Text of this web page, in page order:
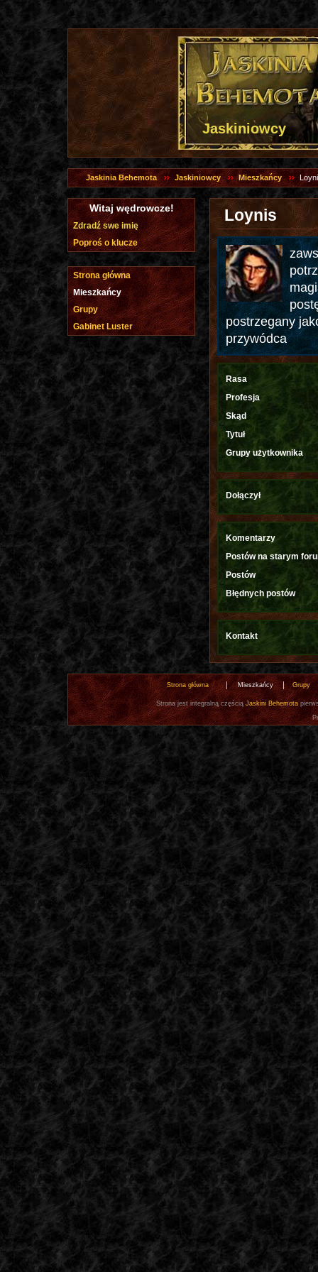
Jaskiniowcy
Jaskinia Behemota Jaskiniowcy Mieszkańcy
Loynis
postrzegany
przywódca
Rasa
Profesja
Skąd
Tytuł
Grupy użytkownika
Dołączył
Komentarzy
Postów na starym
Postów
Błędnych postów
Kontakt
Witaj wędrowcze!
Zdradź swe imię
Poproś o klucze
Strona główna
Mieszkańcy
Grupy
Gabinet Luster
Strona główna Mieszkańcy Grupy
Strona jest integralną częścią Jaskini Behemota